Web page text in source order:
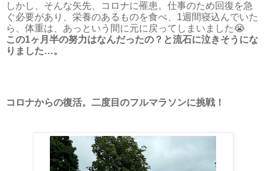
しかし、そんな矢先、コロナに罹患。仕事のため回復を急
ぐ必要があり、栄養のあるものを食べ、1週間寝込んでいた
ら、体重は、あっという間に元に戻ってしまいました😭
この1ヶ月半の努力はなんだったの？と流石に泣きそうにな
りました…。
コロナからの復活。二度目のフルマラソンに挑戦！